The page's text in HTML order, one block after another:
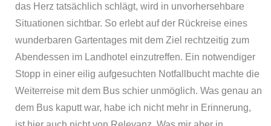
das Herz tatsächlich schlägt, wird in unvorhersehbare
Situationen sichtbar. So erlebt auf der Rückreise eines
wunderbaren Gartentages mit dem Ziel rechtzeitig zum
Abendessen im Landhotel einzutreffen. Ein notwendiger
Stopp in einer eilig aufgesuchten Notfallbucht machte die
Weiterreise mit dem Bus schier unmöglich. Was genau an
dem Bus kaputt war, habe ich nicht mehr in Erinnerung,